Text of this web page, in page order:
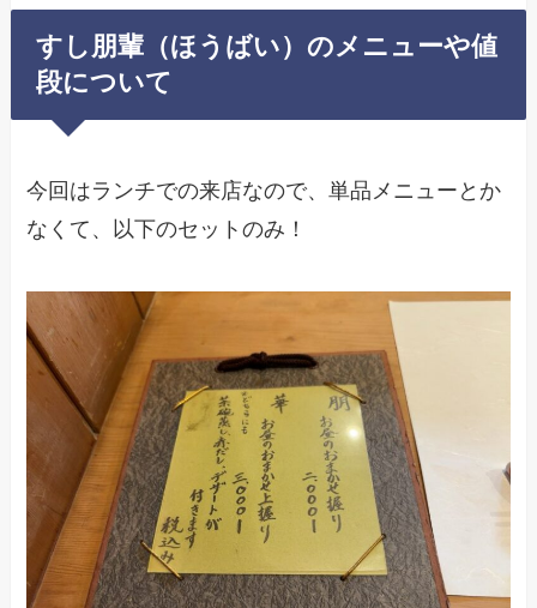
すし朋輩（ほうばい）のメニューや値
段について
今回はランチでの来店なので、単品メニューとか
なくて、以下のセットのみ！